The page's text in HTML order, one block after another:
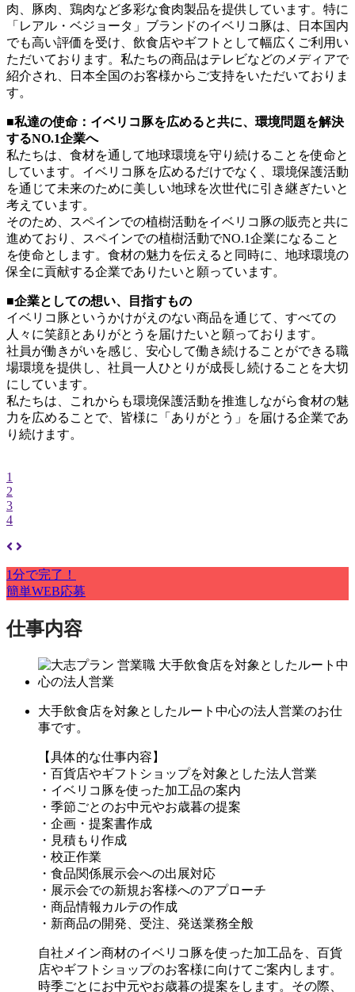
肉、豚肉、鶏肉など多彩な食肉製品を提供しています。特に
「レアル・ベジョータ」ブランドのイベリコ豚は、日本国内
でも高い評価を受け、飲食店やギフトとして幅広くご利用い
ただいております。私たちの商品はテレビなどのメディアで
紹介され、日本全国のお客様からご支持をいただいておりま
す。
■私達の使命：イベリコ豚を広めると共に、環境問題を解決
するNO.1企業へ
私たちは、食材を通して地球環境を守り続けることを使命と
しています。イベリコ豚を広めるだけでなく、環境保護活動
を通じて未来のために美しい地球を次世代に引き継ぎたいと
考えています。
そのため、スペインでの植樹活動をイベリコ豚の販売と共に
進めており、スペインでの植樹活動でNO.1企業になること
を使命とします。食材の魅力を伝えると同時に、地球環境の
保全に貢献する企業でありたいと願っています。
■企業としての想い、目指すもの
イベリコ豚というかけがえのない商品を通じて、すべての
人々に笑顔とありがとうを届けたいと願っております。
社員が働きがいを感じ、安心して働き続けることができる職
場環境を提供し、社員一人ひとりが成長し続けることを大切
にしています。
私たちは、これからも環境保護活動を推進しながら食材の魅
力を広めることで、皆様に「ありがとう」を届ける企業であ
り続けます。
1
2
3
4
1分で完了！
簡単WEB応募
仕事内容
大手飲食店を対象としたルート中心の法人営業のお仕
事です。
【具体的な仕事内容】
・百貨店やギフトショップを対象とした法人営業
・イベリコ豚を使った加工品の案内
・季節ごとのお中元やお歳暮の提案
・企画・提案書作成
・見積もり作成
・校正作業
・食品関係展示会への出展対応
・展示会での新規お客様へのアプローチ
・商品情報カルテの作成
・新商品の開発、受注、発送業務全般
自社メイン商材のイベリコ豚を使った加工品を、百貨
店やギフトショップのお客様に向けてご案内します。
時季ごとにお中元やお歳暮の提案をします。その際、